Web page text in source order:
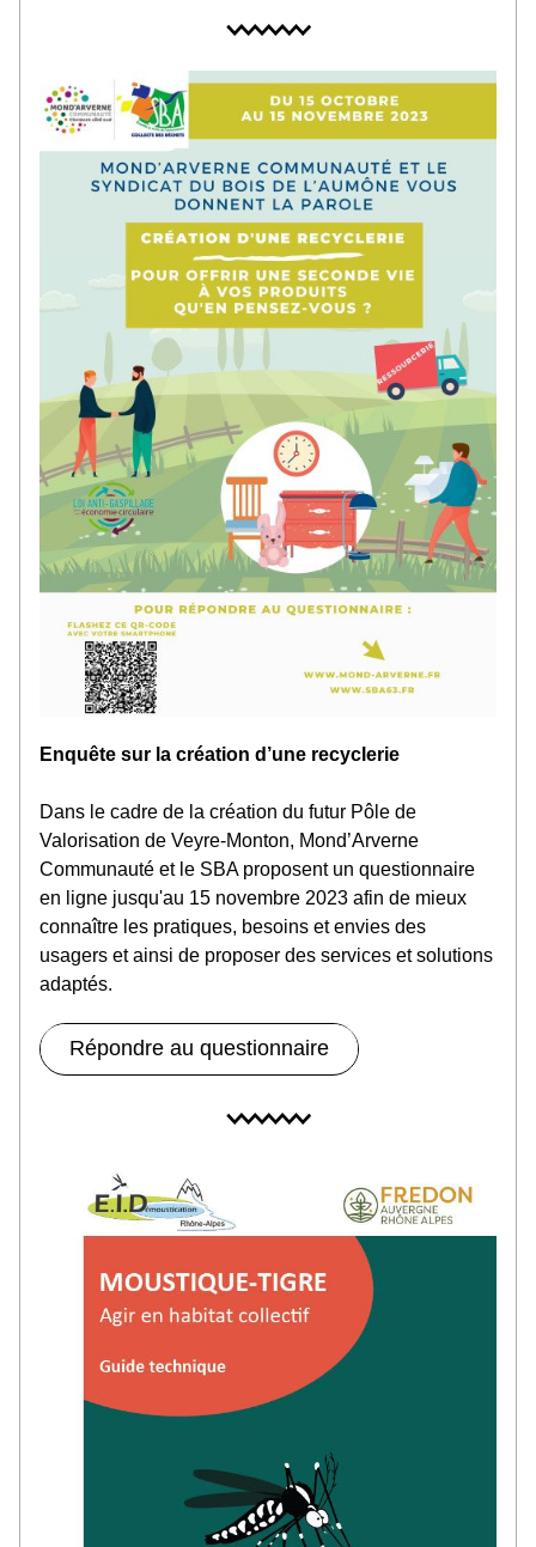
Enquête sur la création d’une recyclerie
Dans le cadre de la création du futur Pôle de
Valorisation de Veyre-Monton, Mond’Arverne
Communauté et le SBA proposent un questionnaire
en ligne jusqu'au 15 novembre 2023 afin de mieux
connaître les pratiques, besoins et envies des
usagers et ainsi de proposer des services et solutions
adaptés.
Répondre au questionnaire